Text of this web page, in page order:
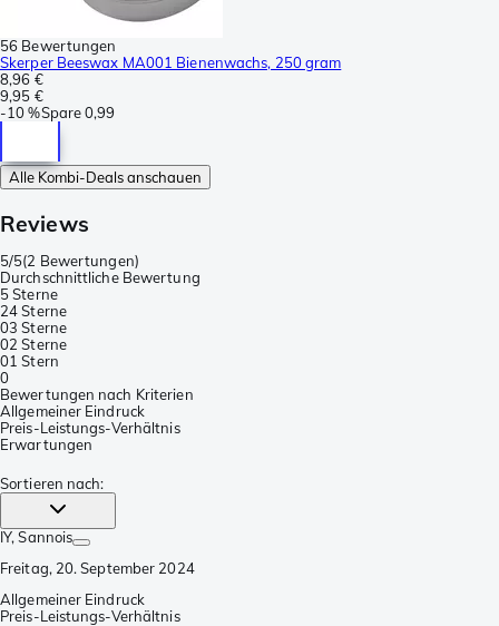
56 Bewertungen
Skerper Beeswax MA001 Bienenwachs, 250 gram
8,96 €
9,95 €
-10 %Spare0,99
Alle Kombi-Deals anschauen
Reviews
5/5(2 Bewertungen)
Durchschnittliche Bewertung
5 Sterne
24 Sterne
03 Sterne
02 Sterne
01 Stern
0
Bewertungen nach Kriterien
Allgemeiner Eindruck
Preis-Leistungs-Verhältnis
Erwartungen
Sortieren nach:
IY, Sannois
Freitag, 20. September 2024
Allgemeiner Eindruck
Preis-Leistungs-Verhältnis